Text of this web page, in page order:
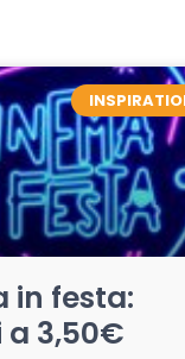
in festa:
3,50€